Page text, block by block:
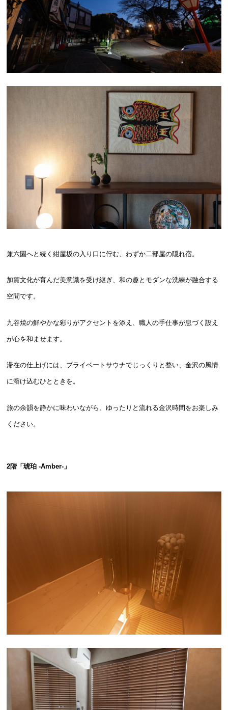
兼六園へと続く紺屋坂の入り口に佇む、わずか二部屋の隠れ宿。
加賀文化が育んだ美意識を受け継ぎ、和の趣とモダンな洗練が融合する
空間です。
九谷焼の鮮やかな彩りがアクセントを添え、職人の手仕事が息づく設え
が心を和ませます。
滞在の仕上げには、プライベートサウナでじっくりと整い、金沢の風情
に溶け込むひとときを。
旅の余韻を静かに味わいながら、ゆったりと流れる金沢時間をお楽しみ
ください。
2階「琥珀 -Amber-」